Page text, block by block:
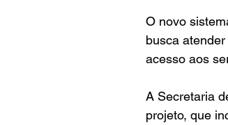
O novo
busca
acesso aos
A Secretaria
projeto, que